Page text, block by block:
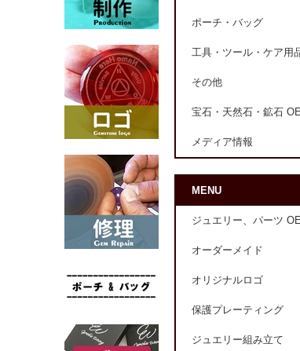
ポーチ・バッグ
工具・ツール・ケア用
その他
宝石・天然石・鉱石
メディア情報
MENU
ジュエリー、パーツ
オーダーメイド
オリジナルロゴ
保護プレーティング
ジュエリー組み立て